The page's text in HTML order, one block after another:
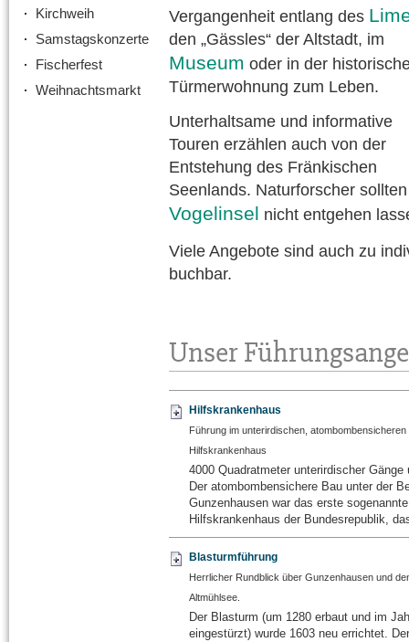
Vergangenheit entlang des
den „Gässles“ der Altstadt, im
Museum oder in der
Türmerwohnung zum Leben.
Unterhaltsame und informative
Touren erzählen auch von der
Entstehung des Fränkischen
Seenlands. Naturforscher
Vogelinsel nicht entgehen
Viele Angebote sind auch zu
buchbar.
Unser
Hilfskrankenhaus
Führung im unterirdischen, atombombensicheren
Hilfskrankenhaus
4000 Quadratmeter unterirdischer Gänge
Der atombombensichere Bau unter der
Gunzenhausen war das erste sogenannte
Hilfskrankenhaus der Bundesrepublik,
Blasturmführung
Herrlicher Rundblick über Gunzenhausen und
Altmühlsee.
Der Blasturm (um 1280 erbaut und im
eingestürzt) wurde 1603 neu errichtet.
Kirchweih
Samstagskonzerte
Fischerfest
Weihnachtsmarkt